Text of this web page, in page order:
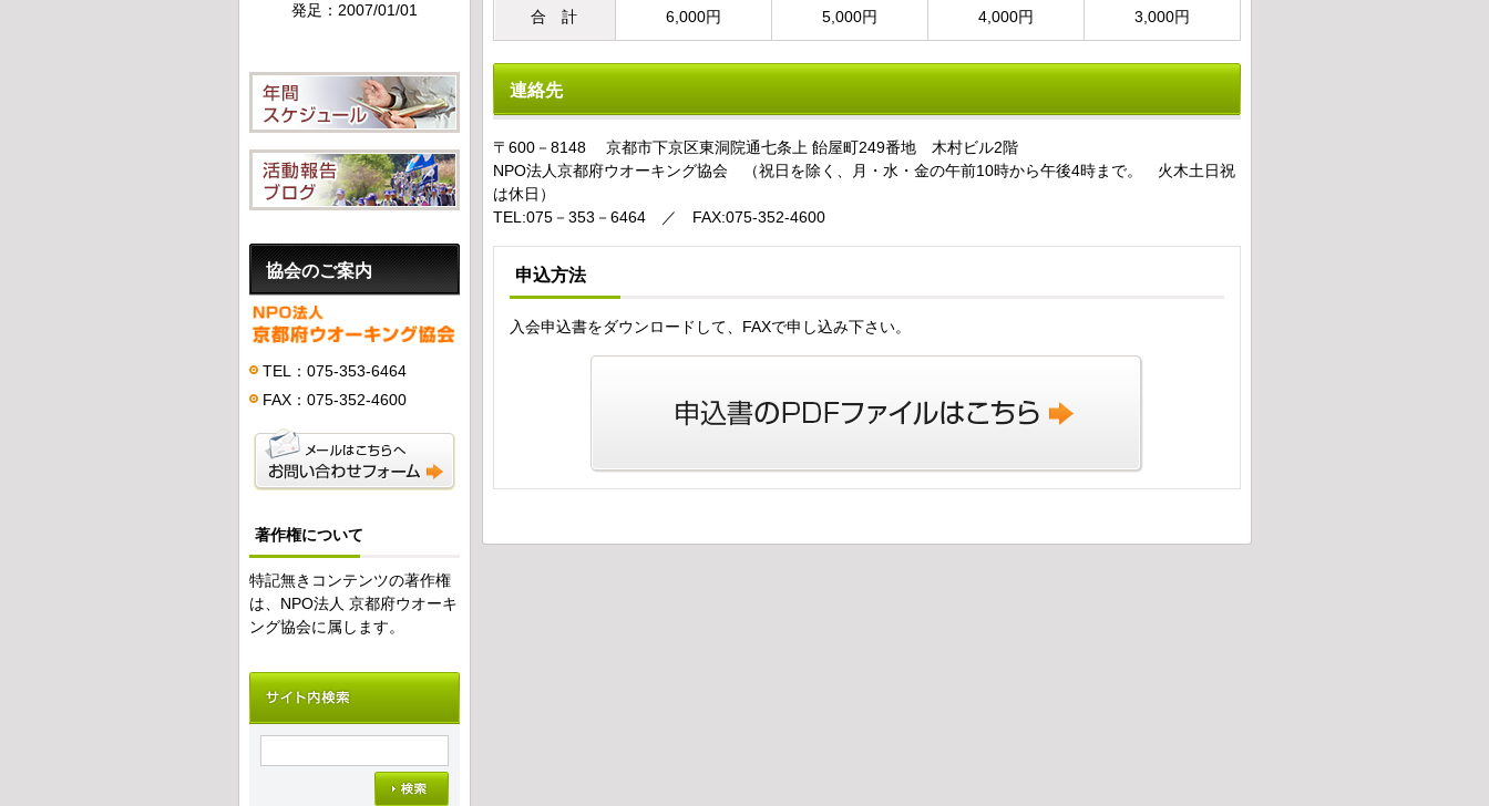
合 計 6,000円 5,000円 4,000円 3,000円
連絡先
〒600－8148 京都市下京区東洞院通七条上 飴屋町249番地 木村ビル2階
NPO法人京都府ウオーキング協会 （祝日を除く、月・水・金の午前10時から午後4時まで。 火木土日祝
は休日）
TEL:075－353－6464 ／ FAX:075-352-4600
申込方法
入会申込書をダウンロードして、FAXで申し込み下さい。
発足：2007/01/01
協会のご案内
TEL：075-353-6464
FAX：075-352-4600
著作権について
特記無きコンテンツの著作権
は、NPO法人 京都府ウオーキ
ング協会に属します。